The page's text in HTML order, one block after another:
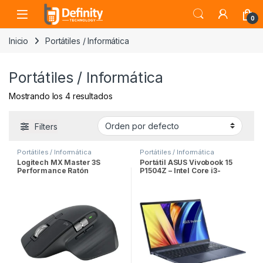
Skip to navigation
Skip to content
Open 0
Inicio Portátiles / Informática
Portátiles / Informática
Mostrando los 4 resultados
Filters
Portátiles / Informática
Logitech MX Master 3S
Performance Ratón
Portátiles / Informática
Portátil ASUS Vivobook 15
P1504Z – Intel Core i3-